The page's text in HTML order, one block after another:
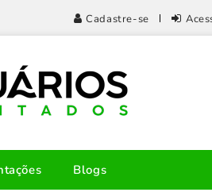
Cadastre-se
Blogs